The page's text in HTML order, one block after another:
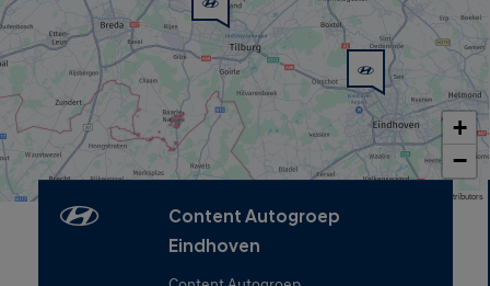
+
−
Map data © OpenStreetMap contributors
Content Autogroep
Eindhoven